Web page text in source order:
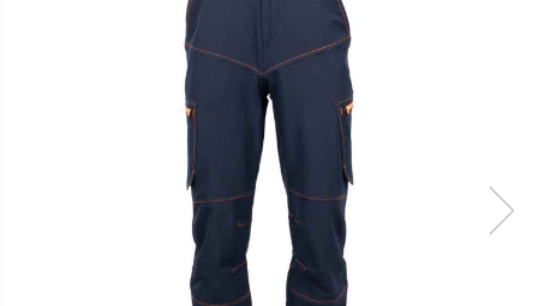
Jachete/Bluze Salopeta
Pantaloni cu pieptar
Semnalizare rutiera